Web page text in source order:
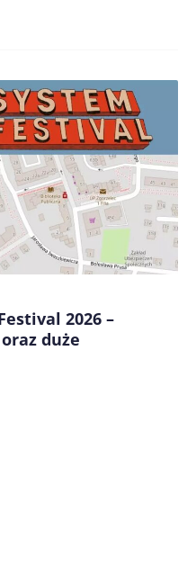
tej przeglądarce podczas
2026 –
duże